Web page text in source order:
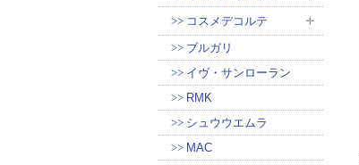
コスメデコルテ
ブルガリ
イヴ・サンローラン
RMK
シュウウエムラ
MAC